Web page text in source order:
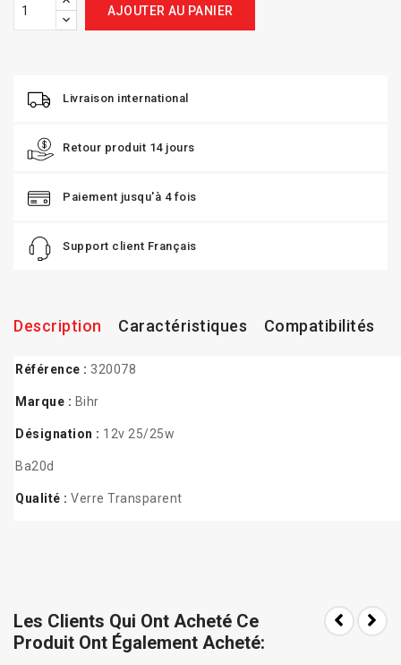
AJOUTER AU PANIER
Livraison international
Retour produit 14 jours
Paiement jusqu'à 4 fois
Support client Français
Description Caractéristiques Compatibilités
Référence : 320078
Marque : Bihr
Désignation : 12v 25/25w
Ba20d
Qualité : Verre Transparent
Les Clients Qui Ont Acheté Ce
Produit Ont Également Acheté: